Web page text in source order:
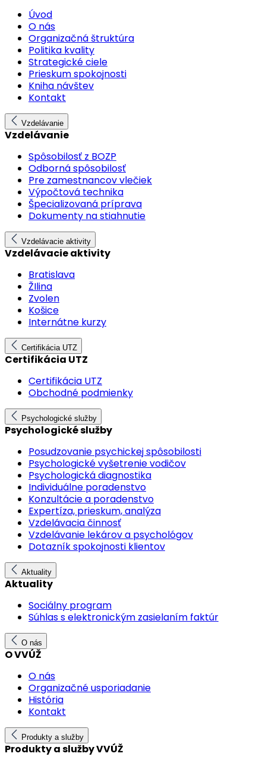
Úvod
O nás
Organizačná štruktúra
Politika kvality
Strategické ciele
Prieskum spokojnosti
Kniha návštev
Kontakt
Vzdelávanie
Vzdelávanie
Spôsobilosť z BOZP
Odborná spôsobilosť
Pre zamestnancov vlečiek
Výpočtová technika
Špecializovaná príprava
Dokumenty na stiahnutie
Vzdelávacie aktivity
Vzdelávacie aktivity
Bratislava
ŽIlina
Zvolen
Košice
Internátne kurzy
Certifikácia UTZ
Certifikácia UTZ
Certifikácia UTZ
Obchodné podmienky
Psychologické služby
Psychologické služby
Posudzovanie psychickej spôsobilosti
Psychologické vyšetrenie vodičov
Psychologická diagnostika
Individuálne poradenstvo
Konzultácie a poradenstvo
Expertíza, prieskum, analýza
Vzdelávacia činnosť
Vzdelávanie lekárov a psychológov
Dotazník spokojnosti klientov
Aktuality
Aktuality
Sociálny program
Súhlas s elektronickým zasielaním faktúr
O nás
O VVÚŽ
O nás
Organizačné usporiadanie
História
Kontakt
Produkty a služby
Produkty a služby VVÚŽ